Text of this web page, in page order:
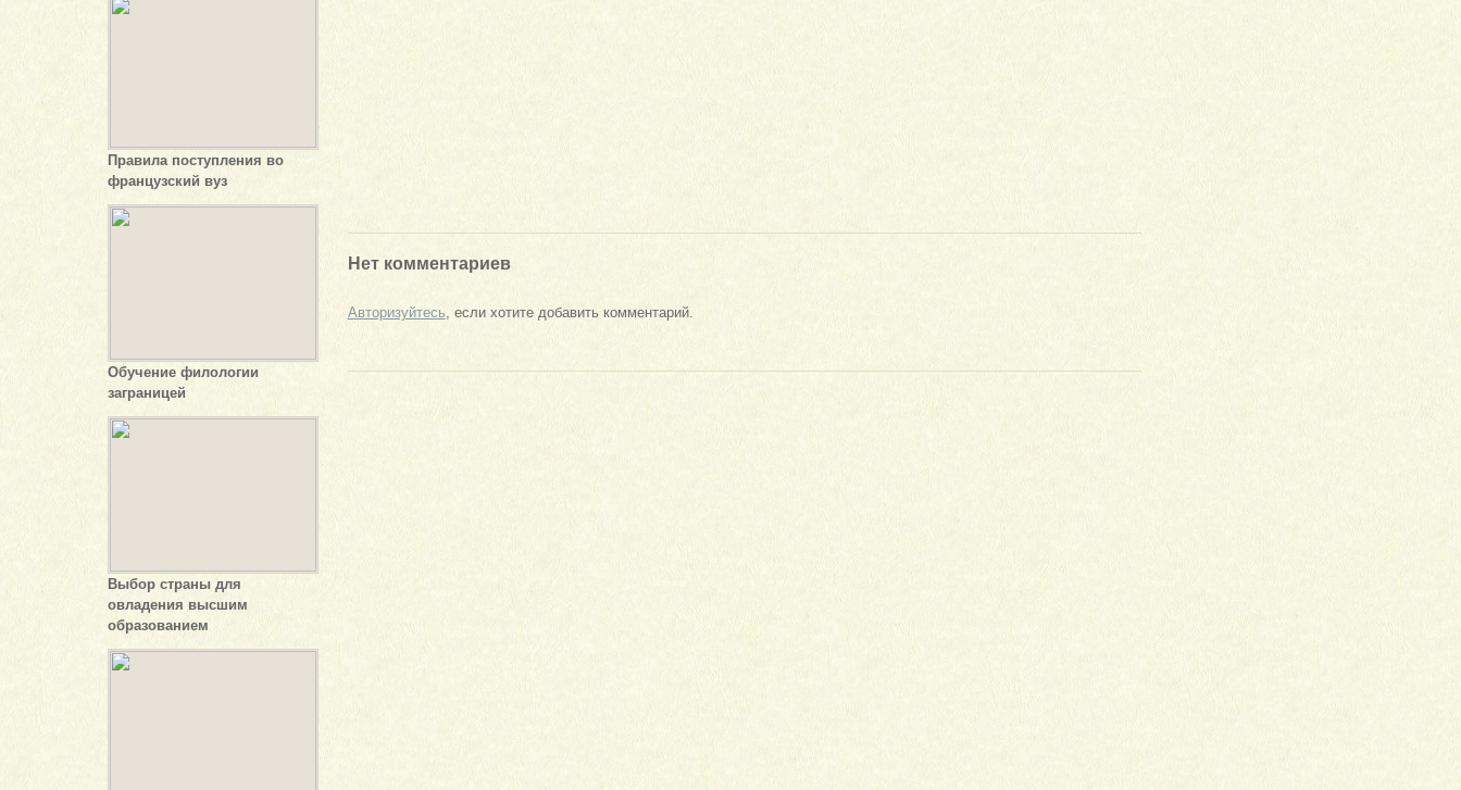
Правила поступления во
французский вуз
Обучение филологии
заграницей
Выбор страны для
овладения высшим
образованием
Нет комментариев
Авторизуйтесь, если хотите добавить комментарий.